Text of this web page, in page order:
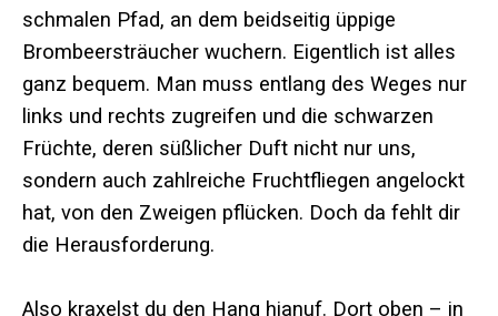
schmalen Pfad, an dem beidseitig üppige
Brombeersträucher wuchern. Eigentlich ist alles
ganz bequem. Man muss entlang des Weges nur
links und rechts zugreifen und die schwarzen
Früchte, deren süßlicher Duft nicht nur uns,
sondern auch zahlreiche Fruchtfliegen angelockt
hat, von den Zweigen pflücken. Doch da fehlt dir
die Herausforderung.
Also kraxelst du den Hang hianuf. Dort oben – in